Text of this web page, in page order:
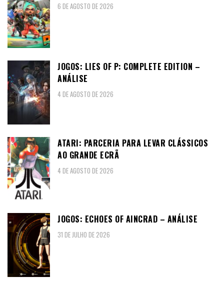
6 DE AGOSTO DE 2026
JOGOS: LIES OF P: COMPLETE EDITION –
ANÁLISE
4 DE AGOSTO DE 2026
ATARI: PARCERIA PARA LEVAR CLÁSSICOS
AO GRANDE ECRÃ
4 DE AGOSTO DE 2026
JOGOS: ECHOES OF AINCRAD – ANÁLISE
31 DE JULHO DE 2026